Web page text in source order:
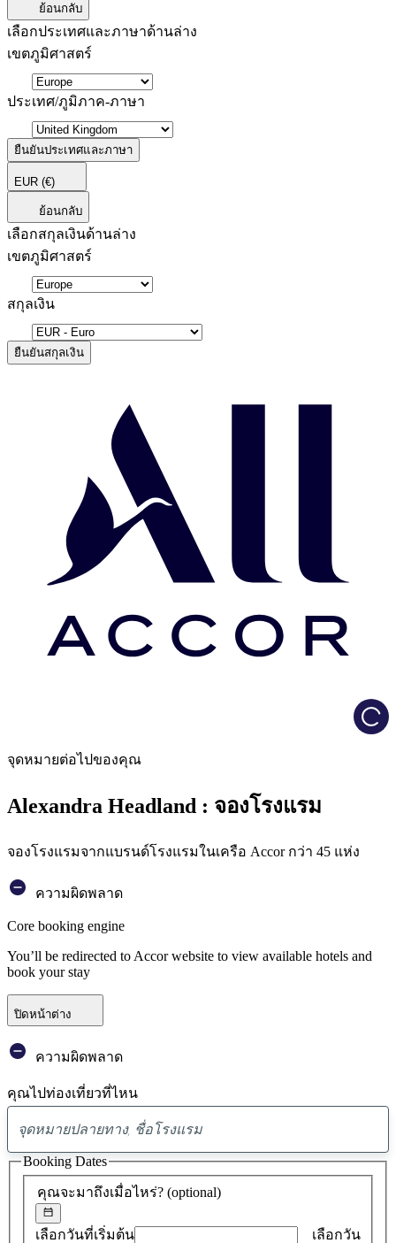
ย้อนกลับ
เลือกประเทศและภาษาด้านล่าง
เขตภูมิศาสตร์
ประเทศ/ภูมิภาค-ภาษา
ยืนยันประเทศและภาษา
EUR (€)
ย้อนกลับ
เลือกสกุลเงินด้านล่าง
เขตภูมิศาสตร์
สกุลเงิน
ยืนยันสกุลเงิน
จุดหมายต่อไปของคุณ
Alexandra Headland : จองโรงแรม
จองโรงแรมจากแบรนด์โรงแรมในเครือ Accor กว่า 45 แห่ง
ความผิดพลาด
Core booking engine
You’ll be redirected to Accor website to view available hotels and
book your stay
ปิดหน้าต่าง
ความผิดพลาด
คุณไปท่องเที่ยวที่ไหน
พบ
ข้อ
เสนอ
0
คุณจะมาถึงเมื่อไหร่? (optional)
เลือกวันที่เริ่มต้น
เลือกวัน
Booking Dates